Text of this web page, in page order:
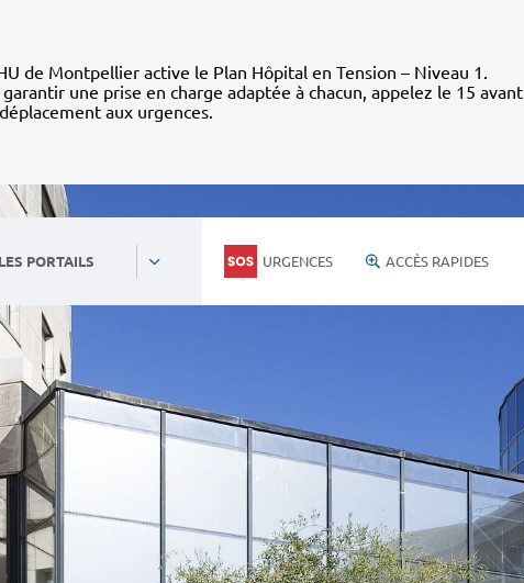
de Montpellier active le Plan Hôpital en Tension – Niveau 1.
garantir une prise en charge adaptée à chacun, appelez le 15 avant
aux urgences.
PORTAILS URGENCES ACCÈS RAPIDES